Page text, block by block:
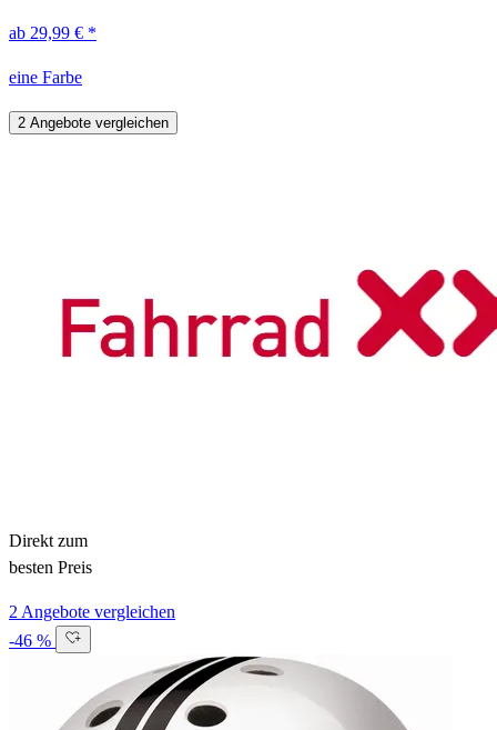
ab 29,99 € *
eine Farbe
2 Angebote vergleichen
Direkt zum
besten Preis
2 Angebote vergleichen
-46 %